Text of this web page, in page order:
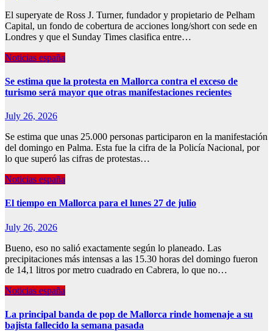
El superyate de Ross J. Turner, fundador y propietario de Pelham
Capital, un fondo de cobertura de acciones long/short con sede en
Londres y que el Sunday Times clasifica entre…
Noticias españa
Se estima que la protesta en Mallorca contra el exceso de
turismo será mayor que otras manifestaciones recientes
July 26, 2026
Se estima que unas 25.000 personas participaron en la manifestación
del domingo en Palma. Esta fue la cifra de la Policía Nacional, por
lo que superó las cifras de protestas…
Noticias españa
El tiempo en Mallorca para el lunes 27 de julio
July 26, 2026
Bueno, eso no salió exactamente según lo planeado. Las
precipitaciones más intensas a las 15.30 horas del domingo fueron
de 14,1 litros por metro cuadrado en Cabrera, lo que no…
Noticias españa
La principal banda de pop de Mallorca rinde homenaje a su
bajista fallecido la semana pasada